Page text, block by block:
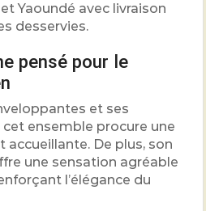
Yaoundé avec livraison
desservies.
pensé pour le
et ses
ensemble procure une
De plus, son
une sensation agréable
l’élégance du